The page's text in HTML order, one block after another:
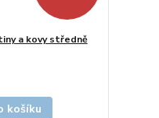
a kovy středně
košíku